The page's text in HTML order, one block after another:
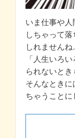
いま仕事や
しちゃって
しれません
「人生いろ
られないとき
そんなときに
ちゃうことに